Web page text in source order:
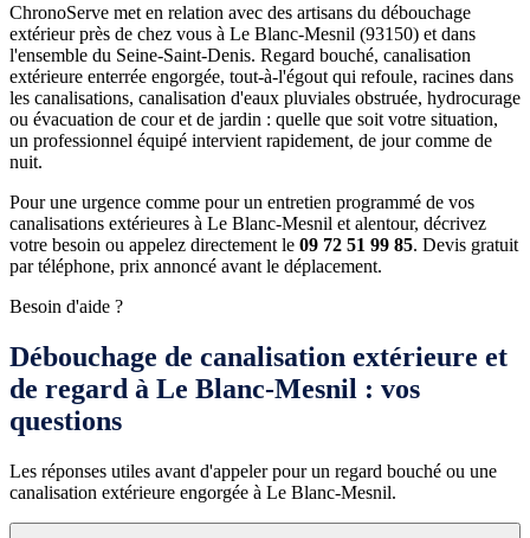
ChronoServe met en relation avec des artisans du débouchage
extérieur près de chez vous à Le Blanc-Mesnil (93150) et dans
l'ensemble du Seine-Saint-Denis. Regard bouché, canalisation
extérieure enterrée engorgée, tout-à-l'égout qui refoule, racines dans
les canalisations, canalisation d'eaux pluviales obstruée, hydrocurage
ou évacuation de cour et de jardin : quelle que soit votre situation,
un professionnel équipé intervient rapidement, de jour comme de
nuit.
Pour une urgence comme pour un entretien programmé de vos
canalisations extérieures à Le Blanc-Mesnil et alentour, décrivez
votre besoin ou appelez directement le 09 72 51 99 85. Devis gratuit
par téléphone, prix annoncé avant le déplacement.
Besoin d'aide ?
Débouchage de canalisation extérieure et
de regard à Le Blanc-Mesnil : vos
questions
Les réponses utiles avant d'appeler pour un regard bouché ou une
canalisation extérieure engorgée à Le Blanc-Mesnil.